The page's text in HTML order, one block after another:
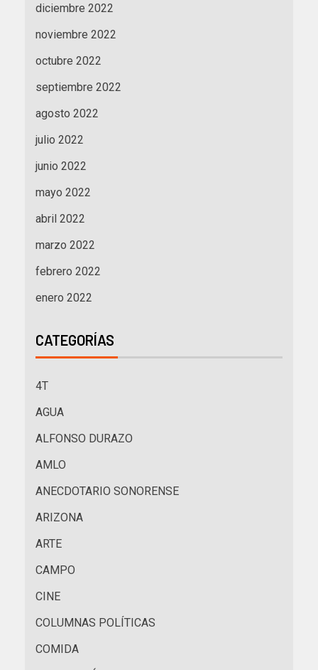
diciembre 2022
noviembre 2022
octubre 2022
septiembre 2022
agosto 2022
julio 2022
junio 2022
mayo 2022
abril 2022
marzo 2022
febrero 2022
enero 2022
CATEGORÍAS
4T
AGUA
ALFONSO DURAZO
AMLO
ANECDOTARIO SONORENSE
ARIZONA
ARTE
CAMPO
CINE
COLUMNAS POLÍTICAS
COMIDA